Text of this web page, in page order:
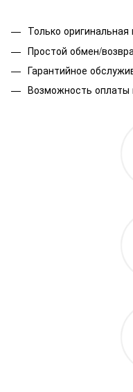
Только оригинальная
Простой обмен/
Гарантийное
Возможность оплаты